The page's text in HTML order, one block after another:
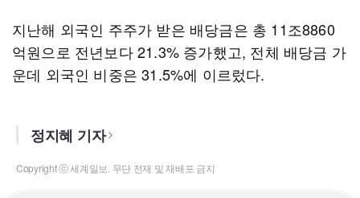
지난해 외국인 주주가 받은 배당금은 총 11조8860
억원으로 전년보다 21.3% 증가했고, 전체 배당금 가
운데 외국인 비중은 31.5%에 이르렀다.
정지혜 기자
Copyright ⓒ 세계일보. 무단 전재 및 재배포 금지